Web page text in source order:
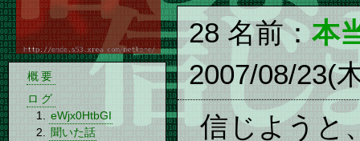
概要
ログ
eWjx0HtbGI
聞いた話
28 名前：本
2007/08/23(
信じようと